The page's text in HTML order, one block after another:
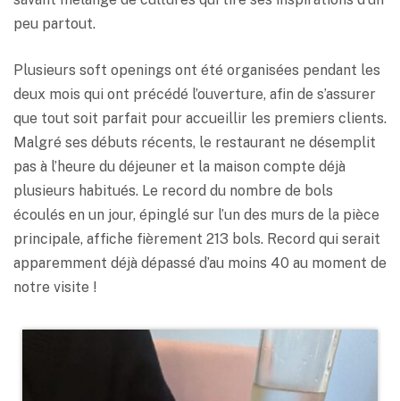
peu partout.
Plusieurs soft openings ont été organisées pendant les
deux mois qui ont précédé l’ouverture, afin de s’assurer
que tout soit parfait pour accueillir les premiers clients.
Malgré ses débuts récents, le restaurant ne désemplit
pas à l’heure du déjeuner et la maison compte déjà
plusieurs habitués. Le record du nombre de bols
écoulés en un jour, épinglé sur l’un des murs de la pièce
principale, affiche fièrement 213 bols. Record qui serait
apparemment déjà dépassé d’au moins 40 au moment de
notre visite !